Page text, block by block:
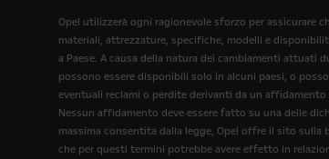
Opel utilizzerà ogni ragionevole sforzo per assicurare
materiali, attrezzature, specifiche, modelli e
a Paese. A causa della natura dei cambiamenti
possono essere disponibili solo in alcuni paesi, o
eventuali reclami o perdite derivanti da un
Nessun affidamento deve essere fatto su una delle
massima consentita dalla legge, Opel offre il sito
che per questi termini potrebbe avere effetto in